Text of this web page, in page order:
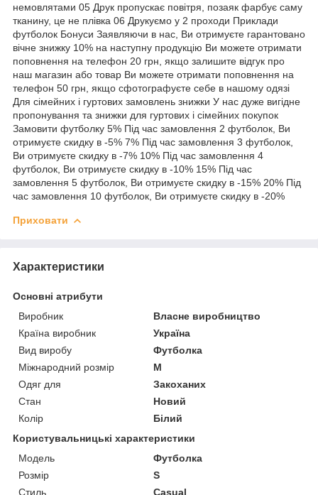
немовлятами 05 Друк пропускає повітря, позаяк фарбує саму
тканину, це не плівка 06 Друкуємо у 2 проходи Приклади
футболок Бонуси Заявляючи в нас, Ви отримуєте гарантовано
вічне знижку 10% на наступну продукцію Ви можете отримати
поповнення на телефон 20 грн, якщо залишите відгук про
наш магазин або товар Ви можете отримати поповнення на
телефон 50 грн, якщо сфотографуєте себе в нашому одязі
Для сімейних і гуртових замовлень знижки У нас дуже вигідне
пропонування та знижки для гуртових і сімейних покупок
Замовити футболку 5% Під час замовлення 2 футболок, Ви
отримуєте скидку в -5% 7% Під час замовлення 3 футболок,
Ви отримуєте скидку в -7% 10% Під час замовлення 4
футболок, Ви отримуєте скидку в -10% 15% Під час
замовлення 5 футболок, Ви отримуєте скидку в -15% 20% Під
час замовлення 10 футболок, Ви отримуєте скидку в -20%
Приховати
Характеристики
Основні атрибути
Виробник
Власне виробництво
Країна виробник
Україна
Вид виробу
Футболка
Міжнародний розмір
M
Одяг для
Закоханих
Стан
Новий
Колір
Білий
Користувальницькі характеристики
Мoдель
Футболка
Розмір
S
Стиль
Casual